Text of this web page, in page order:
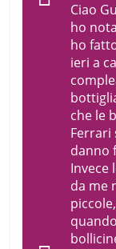
Ciao
ho
ho
ieri a
che le
Ferrari
danno
Invece
da me